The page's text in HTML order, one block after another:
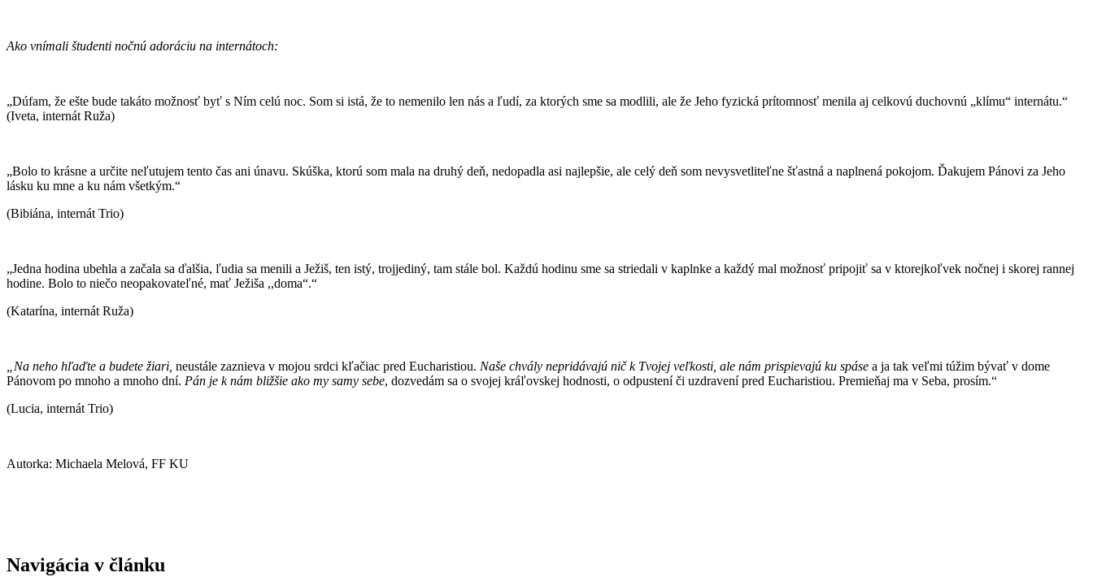
Ako vnímali študenti nočnú adoráciu na internátoch:
„Dúfam, že ešte bude takáto možnosť byť s Ním celú noc. Som si istá, že to nemenilo len nás a ľudí, za ktorých sme sa modlili, ale že Jeho fyzická prítomnosť menila aj celkovú duchovnú „klímu“ internátu.“
(Iveta, internát Ruža)
„Bolo to krásne a určite neľutujem tento čas ani únavu. Skúška, ktorú som mala na druhý deň, nedopadla asi najlepšie, ale celý deň som nevysvetliteľne šťastná a naplnená pokojom. Ďakujem Pánovi za Jeho
lásku ku mne a ku nám všetkým.“
(Bibiána, internát Trio)
„Jedna hodina ubehla a začala sa ďalšia, ľudia sa menili a Ježiš, ten istý, trojjediný, tam stále bol. Každú hodinu sme sa striedali v kaplnke a každý mal možnosť pripojiť sa v ktorejkoľvek nočnej i skorej rannej
hodine. Bolo to niečo neopakovateľné, mať Ježiša ,,doma“.“
(Katarína, internát Ruža)
„Na neho hľaďte a budete žiari, neustále zaznieva v mojou srdci kľačiac pred Eucharistiou. Naše chvály nepridávajú nič k Tvojej veľkosti, ale nám prispievajú ku spáse a ja tak veľmi túžim bývať v dome
Pánovom po mnoho a mnoho dní. Pán je k nám bližšie ako my samy sebe, dozvedám sa o svojej kráľovskej hodnosti, o odpustení či uzdravení pred Eucharistiou. Premieňaj ma v Seba, prosím.“
(Lucia, internát Trio)
Autorka: Michaela Melová, FF KU
Navigácia v článku